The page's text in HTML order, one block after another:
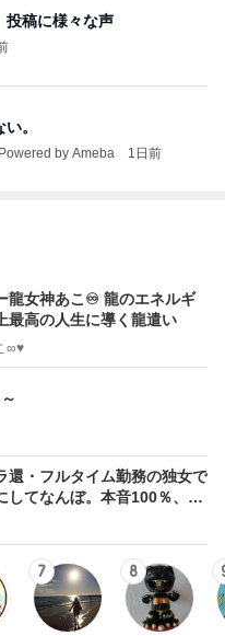
投稿に様々な声
。
by Ameba 1日前
龍女神あこ♾️ 龍のエネルギ
最高の人生に導く龍遣い
∞♥
還・フルタイム勤務の独女で
してなんぼ。本音100％、忖
7 8